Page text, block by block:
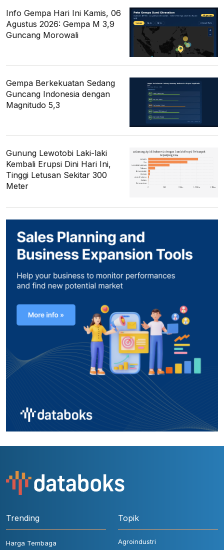
Info Gempa Hari Ini Kamis, 06
Agustus 2026: Gempa M 3,9
Guncang Morowali
Gempa Berkekuatan Sedang
Guncang Indonesia dengan
Magnitudo 5,3
Gunung Lewotobi Laki-laki
Kembali Erupsi Dini Hari Ini,
Tinggi Letusan Sekitar 300
Meter
Trending
Harga Tembaga
Topik
Agroindustri